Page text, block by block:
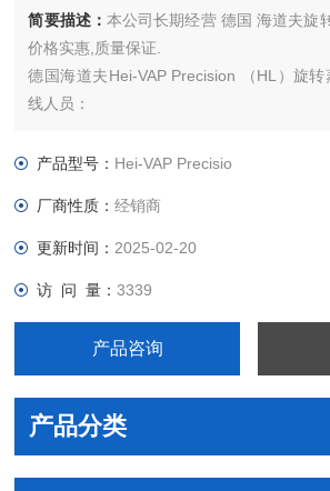
简要描述： 本公司长期经营 德国 海道夫旋
价格实惠,质量保证.
德国海道夫Hei-VAP Precision （HL）旋
线人员：
产品型号： Hei-VAP Precisio
厂商性质：经销商
更新时间： 2025-02-20
访 问 量：3339
产品咨询
产品分类